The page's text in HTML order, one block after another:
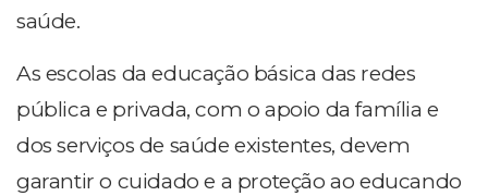
saúde.
As escolas da educação básica das redes
pública e privada, com o apoio da família e
dos serviços de saúde existentes, devem
garantir o cuidado e a proteção ao educando